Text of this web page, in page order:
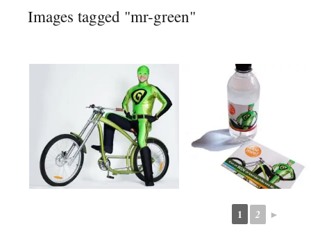
Images tagged "mr-green"
1 2 ►